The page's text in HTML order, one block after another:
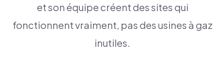
et son équipe créent des sites qui
fonctionnent vraiment, pas des usines à gaz
inutiles.